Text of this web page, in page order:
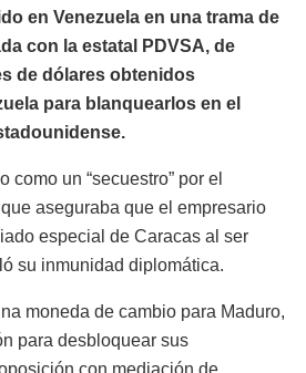
en Venezuela en una trama de
con la estatal PDVSA, de
de dólares obtenidos
para blanquearlos en el
como un “secuestro” por el
aseguraba que el empresario
especial de Caracas al ser
su inmunidad diplomática.
moneda de cambio para Maduro,
para desbloquear sus